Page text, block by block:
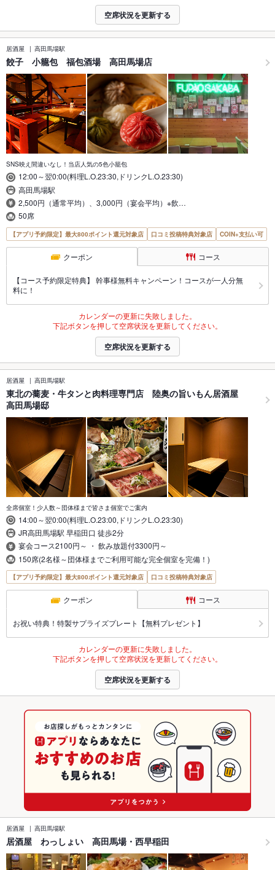
空席状況を更新する
居酒屋 高田馬場駅
餃子 小籠包 福包酒場 高田馬場店
SNS映え間違いなし！当店人気の5色小籠包
12:00～翌0:00(料理L.O.23:30,ドリンクL.O.23:30)
高田馬場駅
2,500円（通常平均）、3,000円（宴会平均）※飲…
50席
【アプリ予約限定】最大800ポイント還元対象店 口コミ投稿特典対象店 COIN+支払い可
クーポン コース
【コース予約限定特典】 幹事様無料キャンペーン！コースが一人分無
料に！
カレンダーの更新に失敗しました。
下記ボタンを押して空席状況を更新してください。
空席状況を更新する
居酒屋 高田馬場駅
東北の蕎麦・牛タンと肉料理専門店 陸奥の旨いもん居酒屋
高田馬場邸
全席個室！少人数～団体様まで皆さま個室でご案内
14:00～翌0:00(料理L.O.23:00,ドリンクL.O.23:30)
JR高田馬場駅 早稲田口 徒歩2分
宴会コース2100円～ ・ 飲み放題付3300円～
150席(2名様～団体様までご利用可能な完全個室を完備！)
【アプリ予約限定】最大800ポイント還元対象店 口コミ投稿特典対象店
クーポン コース
お祝い特典！特製サプライズプレート【無料プレゼント】
カレンダーの更新に失敗しました。
下記ボタンを押して空席状況を更新してください。
空席状況を更新する
居酒屋 高田馬場駅
居酒屋 わっしょい 高田馬場・西早稲田